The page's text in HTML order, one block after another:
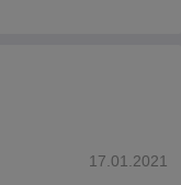
17.01.2021